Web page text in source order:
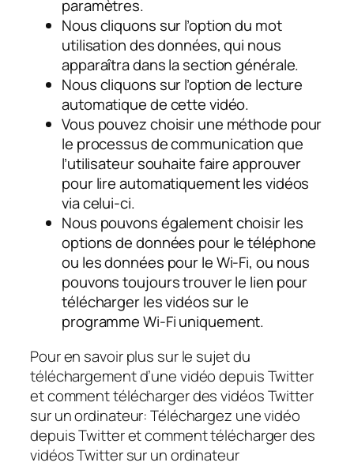
paramètres.
Nous cliquons sur l’option du mot
utilisation des données, qui nous
apparaîtra dans la section générale.
Nous cliquons sur l’option de lecture
automatique de cette vidéo.
Vous pouvez choisir une méthode pour
le processus de communication que
l’utilisateur souhaite faire approuver
pour lire automatiquement les vidéos
via celui-ci.
Nous pouvons également choisir les
options de données pour le téléphone
ou les données pour le Wi-Fi, ou nous
pouvons toujours trouver le lien pour
télécharger les vidéos sur le
programme Wi-Fi uniquement.
Pour en savoir plus sur le sujet du
téléchargement d’une vidéo depuis Twitter
et comment télécharger des vidéos Twitter
sur un ordinateur: Téléchargez une vidéo
depuis Twitter et comment télécharger des
vidéos Twitter sur un ordinateur